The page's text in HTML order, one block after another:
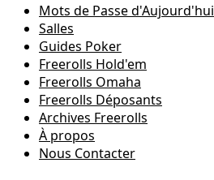
Mots de Passe d'Aujourd'hui
Salles
Guides Poker
Freerolls Hold'em
Freerolls Omaha
Freerolls Déposants
Archives Freerolls
À propos
Nous Contacter